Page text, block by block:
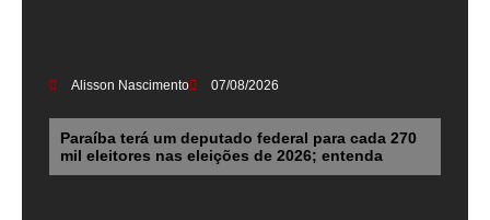
Alisson Nascimento 07/08/2026
Paraíba terá um deputado federal para cada 270
mil eleitores nas eleições de 2026; entenda